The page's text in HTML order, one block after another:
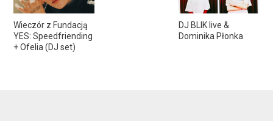
Wieczór z Fundacją
YES: Speedfriending
+ Ofelia (DJ set)
DJ BLIK live &
Dominika Płonka